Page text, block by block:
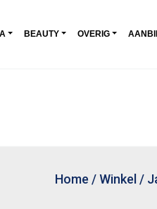
BEAUTY OVERIG
Home /Winkel /